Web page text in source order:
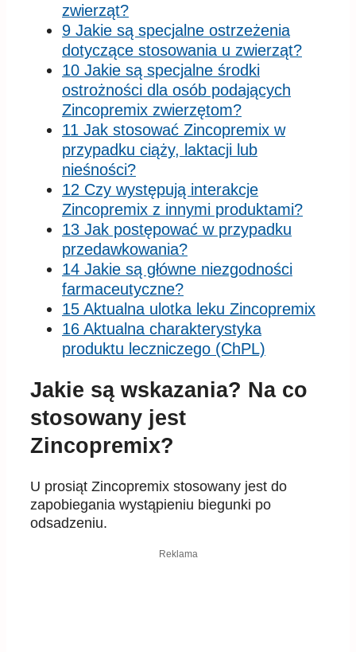
zwierząt?
9 Jakie są specjalne ostrzeżenia
dotyczące stosowania u zwierząt?
10 Jakie są specjalne środki
ostrożności dla osób podających
Zincopremix zwierzętom?
11 Jak stosować Zincopremix w
przypadku ciąży, laktacji lub
nieśności?
12 Czy występują interakcje
Zincopremix z innymi produktami?
13 Jak postępować w przypadku
przedawkowania?
14 Jakie są główne niezgodności
farmaceutyczne?
15 Aktualna ulotka leku Zincopremix
16 Aktualna charakterystyka
produktu leczniczego (ChPL)
Jakie są wskazania? Na co
stosowany jest
Zincopremix?
U prosiąt Zincopremix stosowany jest do
zapobiegania wystąpieniu biegunki po
odsadzeniu.
Reklama